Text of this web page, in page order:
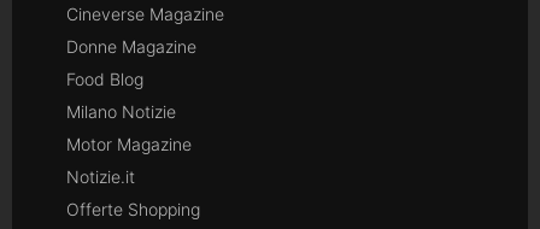
Cineverse Magazine
Donne Magazine
Food Blog
Milano Notizie
Motor Magazine
Notizie.it
Offerte Shopping